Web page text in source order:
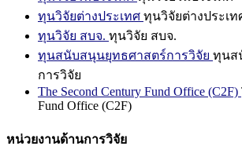
ทุนวิจัยต่างประเทศ ทุนวิจัยต่างประเท
ทุนวิจัย สบจ. ทุนวิจัย สบจ.
ทุนสนับสนุนยุทธศาสตร์การวิจัย ทุนส
การวิจัย
The Second Century Fund Office (C2F)
Fund Office (C2F)
หน่วยงานด้านการวิจัย